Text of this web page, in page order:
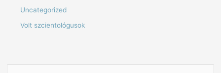
Uncategorized
Volt szcientológusok